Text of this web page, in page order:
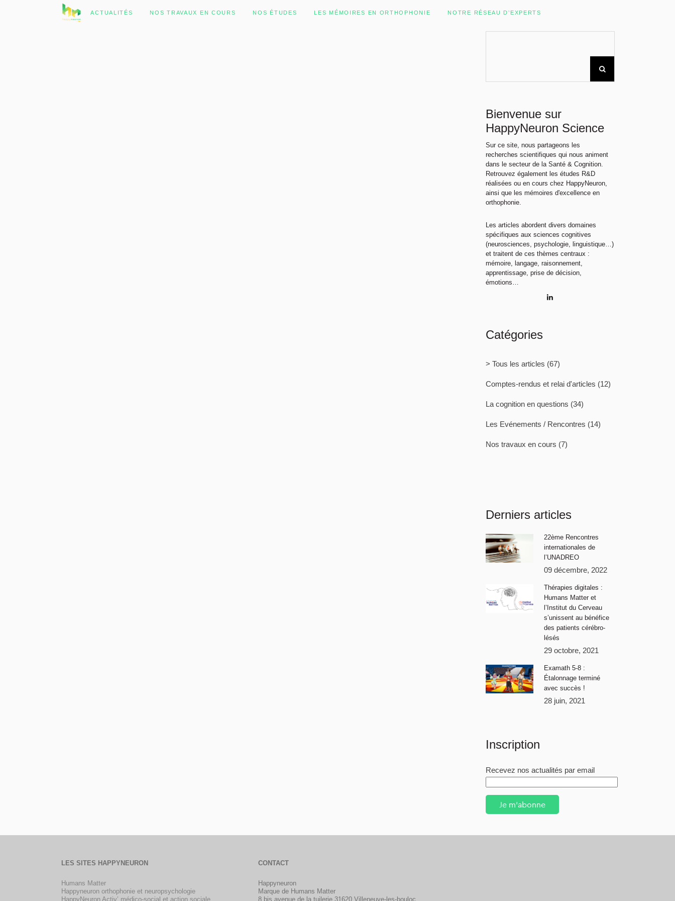
ACTUALITÉS NOS TRAVAUX EN COURS NOS ÉTUDES LES MÉMOIRES EN ORTHOPHONIE NOTRE RÉSEAU D’EXPERTS
No posts were found.
Rechercher sur le site
Bienvenue sur
HappyNeuron Science
Sur ce site, nous partageons les
recherches scientifiques qui nous animent
dans le secteur de la Santé & Cognition.
Retrouvez également les études R&D
réalisées ou en cours chez HappyNeuron,
ainsi que les mémoires d'excellence en
orthophonie.
Les articles abordent divers domaines
spécifiques aux sciences cognitives
(neurosciences, psychologie, linguistique…)
et traitent de ces thèmes centraux :
mémoire, langage, raisonnement,
apprentissage, prise de décision,
émotions…
Catégories
> Tous les articles (67)
Comptes-rendus et relai d'articles (12)
La cognition en questions (34)
Les Evénements / Rencontres (14)
Nos travaux en cours (7)
Derniers articles
22ème Rencontres
internationales de
l’UNADREO
09 décembre, 2022
Thérapies digitales :
Humans Matter et
l’Institut du Cerveau
s’unissent au bénéfice
des patients cérébro-
lésés
29 octobre, 2021
Examath 5-8 :
Étalonnage terminé
avec succès !
28 juin, 2021
Inscription
Recevez nos actualités par email
Je m'abonne
LES SITES HAPPYNEURON
Humans Matter
Happyneuron orthophonie et neuropsychologie
HappyNeuron Activ’ médico-social et action sociale
CONTACT
Happyneuron
Marque de Humans Matter
8 bis avenue de la tuilerie 31620 Villeneuve-les-bouloc